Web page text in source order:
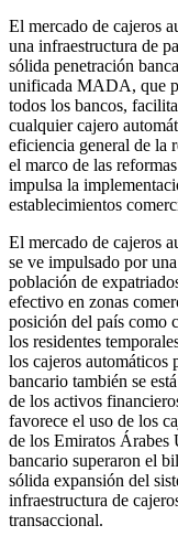
El mercado de cajeros
una infraestructura de
sólida penetración
unificada MADA, que
todos los bancos,
cualquier cajero
eficiencia general de la
el marco de las
impulsa la
establecimientos
El mercado de cajeros
se ve impulsado por
población de
efectivo en zonas
posición del país como
los residentes
los cajeros automáticos
bancario también se
de los activos
favorece el uso de los
de los Emiratos Árabes
bancario superaron el
sólida expansión del
infraestructura de
transaccional.